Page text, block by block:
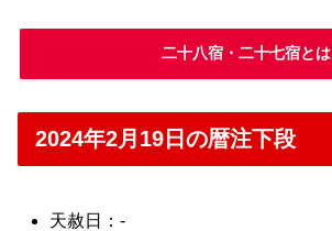
二十八宿・二十七宿とは
2024年2月19日の暦注下段
天赦日：-